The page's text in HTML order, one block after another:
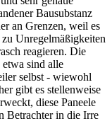
Bausubstanz
an Grenzen, weil es
Unregelmäßigkeiten
reagieren. Die
sind alle
selbst - wiewohl
gibt es stellenweise
diese Paneele
Betrachter in die Irre